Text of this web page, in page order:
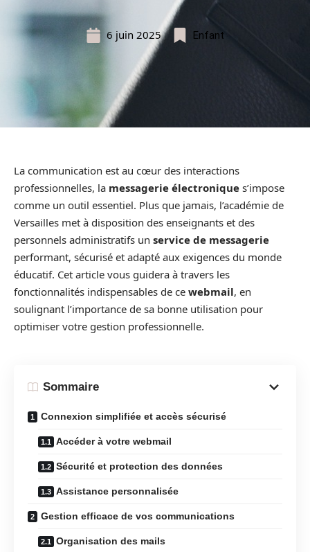
6 juin 2025 Enfant
La communication est au cœur des interactions
professionnelles, la messagerie électronique s’impose
comme un outil essentiel. Plus que jamais, l’académie de
Versailles met à disposition des enseignants et des
personnels administratifs un service de messagerie
performant, sécurisé et adapté aux exigences du monde
éducatif. Cet article vous guidera à travers les
fonctionnalités indispensables de ce webmail, en
soulignant l’importance de sa bonne utilisation pour
optimiser votre gestion professionnelle.
Sommaire
Connexion simplifiée et accès sécurisé
Accéder à votre webmail
Sécurité et protection des données
Assistance personnalisée
Gestion efficace de vos communications
Organisation des mails